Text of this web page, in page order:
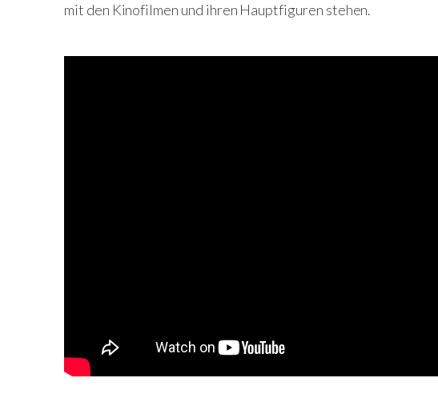
mit den Kinofilmen und ihren Hauptfiguren stehen.